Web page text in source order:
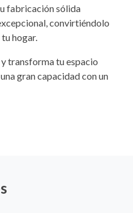
fabricación sólida
convirtiéndolo
hogar.
transforma tu espacio
gran capacidad con un